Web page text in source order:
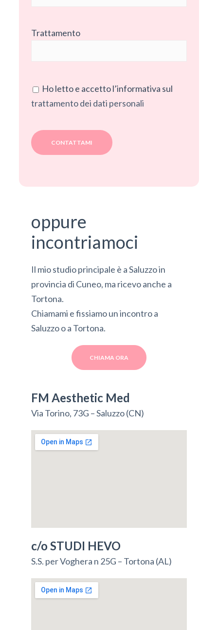
Trattamento
Ho letto e accetto l’informativa sul
trattamento dei dati personali
oppure
incontriamoci
Il mio studio principale è a Saluzzo in
provincia di Cuneo, ma ricevo anche a
Tortona.
Chiamami e fissiamo un incontro a
Saluzzo o a Tortona.
CHIAMA ORA
FM Aesthetic Med
Via Torino, 73G – Saluzzo (CN)
c/o STUDI HEVO
S.S. per Voghera n 25G – Tortona (AL)